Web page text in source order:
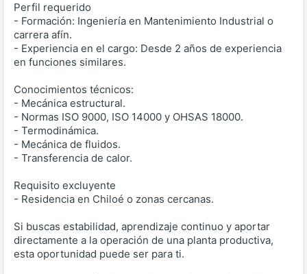
Perfil requerido
- Formación: Ingeniería en Mantenimiento Industrial o
carrera afín.
- Experiencia en el cargo: Desde 2 años de experiencia
en funciones similares.
Conocimientos técnicos:
- Mecánica estructural.
- Normas ISO 9000, ISO 14000 y OHSAS 18000.
- Termodinámica.
- Mecánica de fluidos.
- Transferencia de calor.
Requisito excluyente
- Residencia en Chiloé o zonas cercanas.
Si buscas estabilidad, aprendizaje continuo y aportar
directamente a la operación de una planta productiva,
esta oportunidad puede ser para ti.